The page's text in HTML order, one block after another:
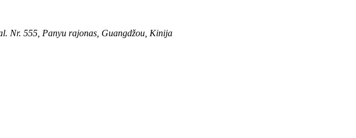
Nr. 555, Panyu rajonas, Guangdžou, Kinija